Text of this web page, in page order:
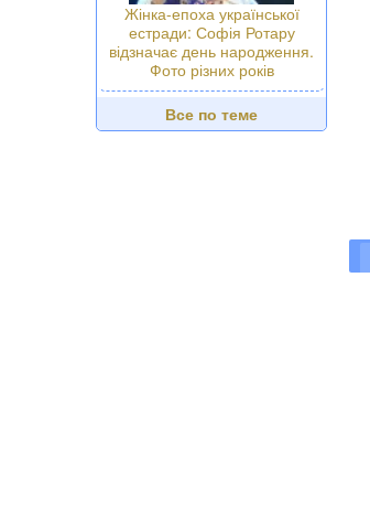
Жінка-епоха української
естради: Софія Ротару
відзначає день народження.
Фото різних років
Все по теме